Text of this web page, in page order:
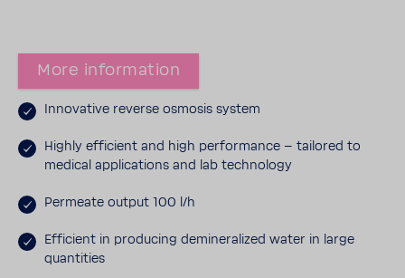
More infor­ma­tion
Inno­va­tive reverse osmosis system
Highly effi­cient and high perfor­mance – tail­ored to
medical appli­ca­tions and lab tech­no­logy
Permeate output 100 l/h
Effi­cient in produ­cing demi­ne­ra­lized water in large
quan­ti­ties